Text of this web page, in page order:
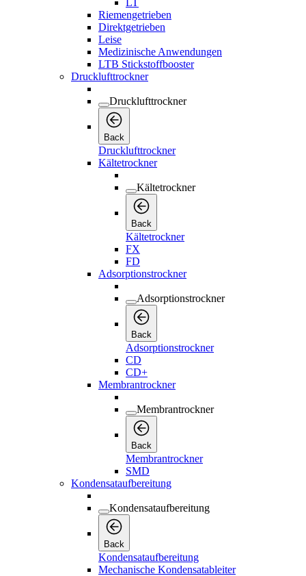
LT
Riemengetrieben
Direktgetrieben
Leise
Medizinische Anwendungen
LTB Stickstoffbooster
Drucklufttrockner
Drucklufttrockner
Back
Drucklufttrockner
Kältetrockner
Kältetrockner
Back
Kältetrockner
FX
FD
Adsorptionstrockner
Adsorptionstrockner
Back
Adsorptionstrockner
CD
CD+
Membrantrockner
Membrantrockner
Back
Membrantrockner
SMD
Kondensataufbereitung
Kondensataufbereitung
Back
Kondensataufbereitung
Mechanische Kondensatableiter